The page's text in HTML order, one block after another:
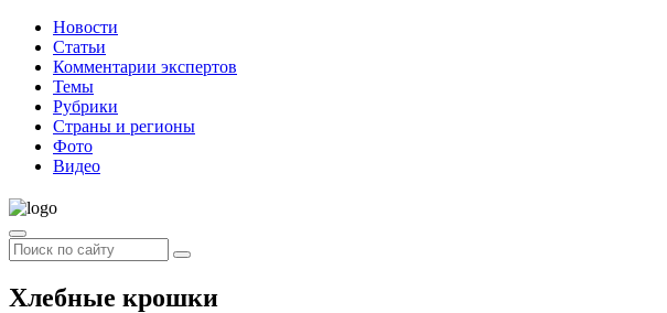
Новости
Статьи
Комментарии экспертов
Темы
Рубрики
Страны и регионы
Фото
Видео
Хлебные крошки